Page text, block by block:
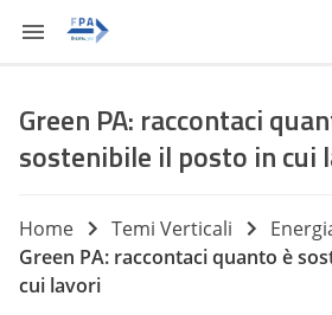
Green PA: raccontaci
sostenibile il posto in cui
Home Temi Verticali
Green PA: raccontaci quanto è
cui lavori